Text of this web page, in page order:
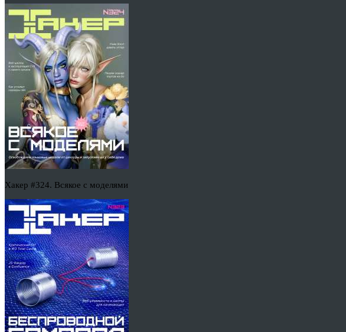
Хакер #324. Всякое с моделями